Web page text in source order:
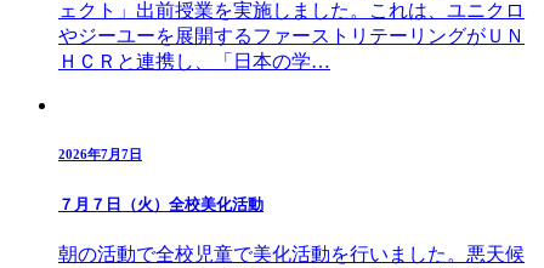
ェクト」出前授業を実施しました。これは、ユニクロ
やジーユーを展開するファーストリテーリングがＵＮ
ＨＣＲと連携し、「日本の学…
2026年7月7日
７月７日（火）全校美化活動
朝の活動で全校児童で美化活動を行いました。悪天候